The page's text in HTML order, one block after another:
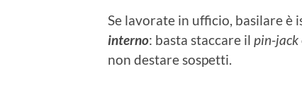
Se lavorate in ufficio, basilare è
interno: basta staccare il pin-jack
non destare sospetti.